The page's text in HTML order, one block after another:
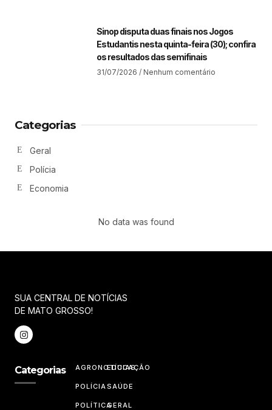
Sinop disputa duas finais nos Jogos
Estudantis nesta quinta-feira (30); confira
os resultados das semifinais
31/07/2026 Nenhum comentário
Categorias
Geral
Polícia
Economia
No data was found
SUA CENTRAL DE NOTÍCIAS
DE MATO GROSSO!
Categorias AGRONOTÍCIAS
POLÍCIA
POLÍTICA
EDUCAÇÃO
SAÚDE
GERAL